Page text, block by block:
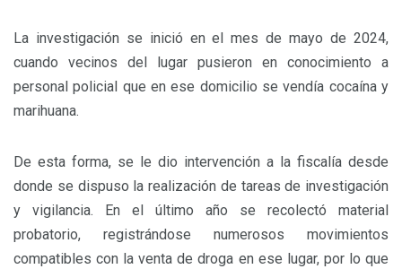
La investigación se inició en el mes de mayo de 2024,
cuando vecinos del lugar pusieron en conocimiento a
personal policial que en ese domicilio se vendía cocaína y
marihuana.
De esta forma, se le dio intervención a la fiscalía desde
donde se dispuso la realización de tareas de investigación
y vigilancia. En el último año se recolectó material
probatorio, registrándose numerosos movimientos
compatibles con la venta de droga en ese lugar, por lo que